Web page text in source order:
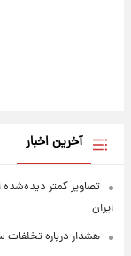
آخرین اخبار
تصاویر کمتر دیده‌شده
ایران
هشدار درباره